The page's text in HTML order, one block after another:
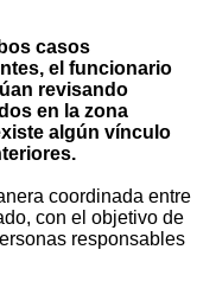
casos
el funcionario
revisando
en la zona
algún vínculo
coordinada entre
con el objetivo de
responsables